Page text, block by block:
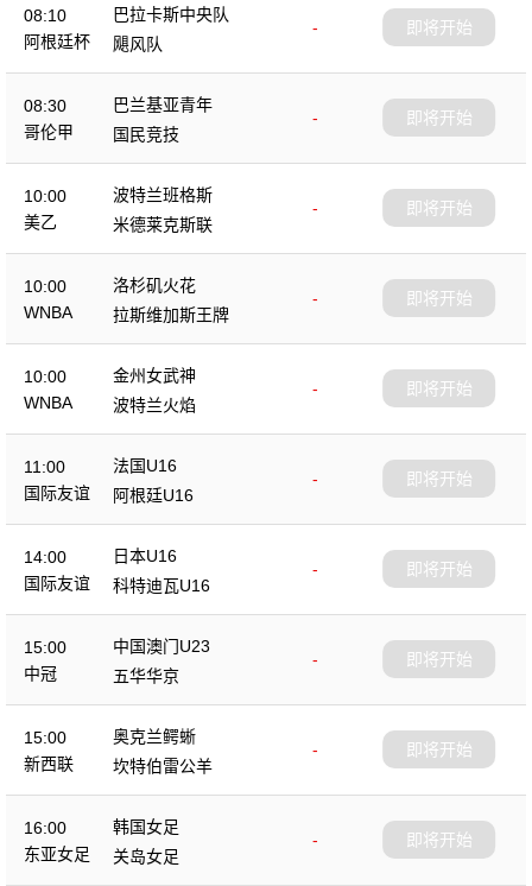
08:10
阿根廷杯
巴拉卡斯中央队
-
飓风队
即将开始
08:30
哥伦甲
巴兰基亚青年
-
国民竞技
即将开始
10:00
美乙
波特兰班格斯
-
米德莱克斯联
即将开始
10:00
WNBA
洛杉矶火花
-
拉斯维加斯王牌
即将开始
10:00
WNBA
金州女武神
-
波特兰火焰
即将开始
11:00
国际友谊
法国U16
-
阿根廷U16
即将开始
14:00
国际友谊
日本U16
-
科特迪瓦U16
即将开始
15:00
中冠
中国澳门U23
-
五华华京
即将开始
15:00
新西联
奥克兰鳄蜥
-
坎特伯雷公羊
即将开始
16:00
东亚女足
韩国女足
-
关岛女足
即将开始